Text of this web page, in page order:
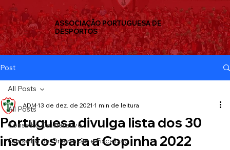
ASSOCIAÇÃO PORTUGUESA DE
DESPORTOS
Post
All Posts
Conselho Deliberativo
Conselho de Orientação e Fiscalizaç
All Posts
Portuguesa divulga lista dos 30
inscritos para a Copinha 2022
ADM 13 de dez. de 2021 1 min de leitura